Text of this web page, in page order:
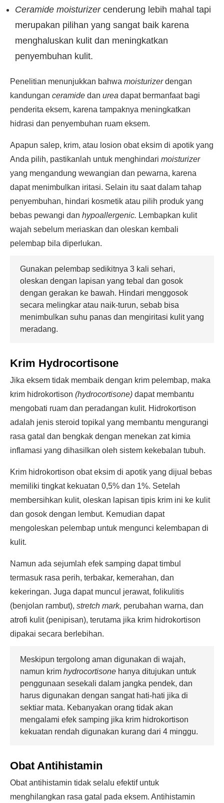
Ceramide moisturizercenderung lebih mahal tapi
merupakan pilihan yang sangat baik karena
menghaluskan kulit dan meningkatkan
penyembuhan kulit.
Penelitian menunjukkan bahwa moisturizerdengan
kandungan ceramide dan urea dapat bermanfaat bagi
penderita eksem, karena tampaknya meningkatkan
hidrasi dan penyembuhan ruam eksem.
Apapun salep, krim, atau losion obat eksim di apotik yang
Anda pilih, pastikanlah untuk menghindari moisturizer
yang mengandung wewangian dan pewarna, karena
dapat menimbulkan iritasi. Selain itu saat dalam tahap
penyembuhan, hindari kosmetik atau pilih produk yang
bebas pewangi dan hypoallergenic. Lembapkan kulit
wajah sebelum meriaskan dan oleskan kembali
pelembap bila diperlukan.
Gunakan pelembap sedikitnya 3 kali sehari,
oleskan dengan lapisan yang tebal dan gosok
dengan gerakan ke bawah. Hindari menggosok
secara melingkar atau naik-turun, sebab bisa
menimbulkan suhu panas dan mengiritasi kulit yang
meradang.
Krim Hydrocortisone
Jika eksem tidak membaik dengan krim pelembap, maka
krim hidrokortison (hydrocortisone) dapat membantu
mengobati ruam dan peradangan kulit. Hidrokortison
adalah jenis steroid topikal yang membantu mengurangi
rasa gatal dan bengkak dengan menekan zat kimia
inflamasi yang dihasilkan oleh sistem kekebalan tubuh.
Krim hidrokortison obat eksim di apotik yang dijual bebas
memiliki tingkat kekuatan 0,5% dan 1%. Setelah
membersihkan kulit, oleskan lapisan tipis krim ini ke kulit
dan gosok dengan lembut. Kemudian dapat
mengoleskan pelembap untuk mengunci kelembapan di
kulit.
Namun ada sejumlah efek samping dapat timbul
termasuk rasa perih, terbakar, kemerahan, dan
kekeringan. Juga dapat muncul jerawat, folikulitis
(benjolan rambut), stretch mark, perubahan warna, dan
atrofi kulit (penipisan), terutama jika krim hidrokortison
dipakai secara berlebihan.
Meskipun tergolong aman digunakan di wajah,
namun krim hydrocortisone hanya ditujukan untuk
penggunaan sesekali dalam jangka pendek, dan
harus digunakan dengan sangat hati-hati jika di
sektiar mata. Kebanyakan orang tidak akan
mengalami efek samping jika krim hidrokortison
kekuatan rendah digunakan kurang dari 4 minggu.
Obat Antihistamin
Obat antihistamin tidak selalu efektif untuk
menghilangkan rasa gatal pada eksem. Antihistamin